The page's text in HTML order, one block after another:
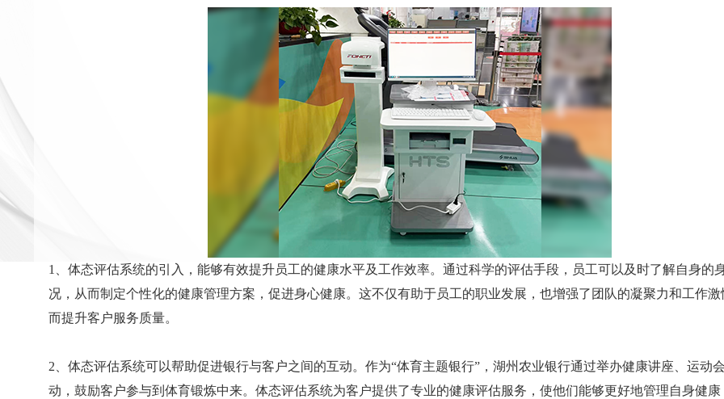
1、体态评估系统的引入，能够有效提升员工的健康水平及工作效率。通过科学的评估手段，员工可以及时了解自身的
况，从而制定个性化的健康管理方案，促进身心健康。这不仅有助于员工的职业发展，也增强了团队的凝聚力和工作激
而提升客户服务质量。
2、体态评估系统可以帮助促进银行与客户之间的互动。作为“体育主题银行”，湖州农业银行通过举办健康讲座、运动
动，鼓励客户参与到体育锻炼中来。体态评估系统为客户提供了专业的健康评估服务，使他们能够更好地管理自身健康